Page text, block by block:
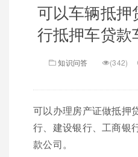
可以车辆抵押
行抵押车贷款
知识问答 (342)
可以办理房产证做抵押
行、建设银行、工商银
款公司。